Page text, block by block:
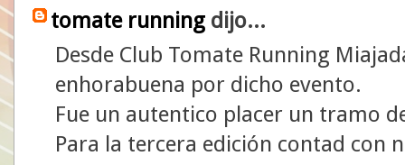
tomate running dijo...
Desde Club Tomate Running
enhorabuena por dicho evento.
Fue un autentico placer un tramo
Para la tercera edición contad con